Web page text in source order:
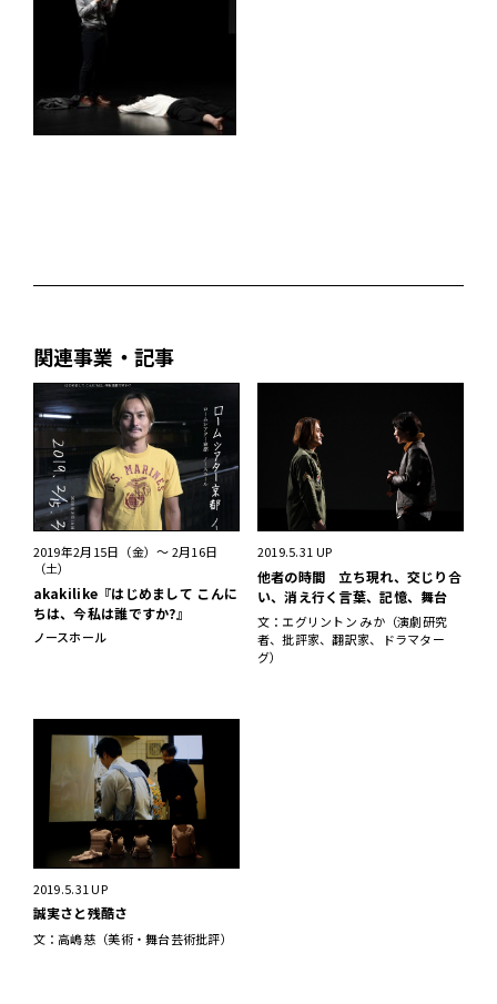
関連事業・記事
2019年2月15日（金）～ 2月16日
（土）
akakilike『はじめまして こんに
ちは、今私は誰ですか?』
ノースホール
2019.5.31 UP
他者の時間 立ち現れ、交じり合
い、消え行く言葉、記憶、舞台
文：エグリントン みか（演劇研究
者、批評家、翻訳家、ドラマター
グ）
2019.5.31 UP
誠実さと残酷さ
文：高嶋慈（美術・舞台芸術批評）